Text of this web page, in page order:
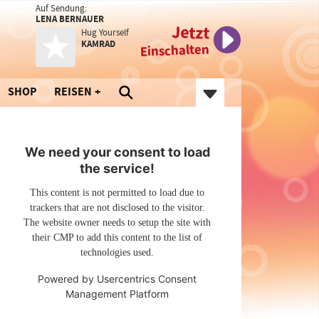
Auf Sendung:
LENA BERNAUER
Hug Yourself
KAMRAD
Jetzt
Einschalten
SHOP REISEN
We need your consent to load
the service!
This content is not permitted to load due to
trackers that are not disclosed to the visitor.
The website owner needs to setup the site with
their CMP to add this content to the list of
technologies used.
Powered by Usercentrics Consent
Management Platform